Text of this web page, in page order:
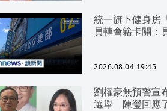
統一旗下健身
員轉會籍卡關：
2026.08.04 19:45
劉櫂豪無預警宣
選舉 陳瑩回應